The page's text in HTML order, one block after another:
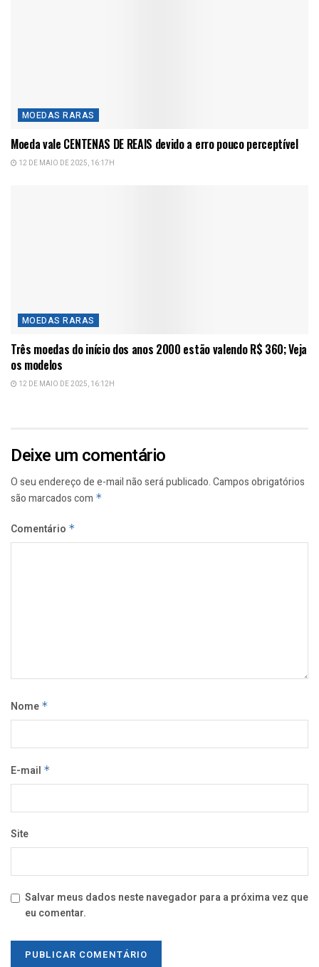
MOEDAS RARAS
Moeda vale CENTENAS DE REAIS devido a erro pouco perceptível
12 DE MAIO DE 2025, 16:17H
MOEDAS RARAS
Três moedas do início dos anos 2000 estão valendo R$ 360; Veja
os modelos
12 DE MAIO DE 2025, 16:12H
Deixe um comentário
O seu endereço de e-mail não será publicado.Campos obrigatórios
são marcados com *
Comentário *
Nome *
E-mail *
Site
Salvar meus dados neste navegador para a próxima vez que
eu comentar.